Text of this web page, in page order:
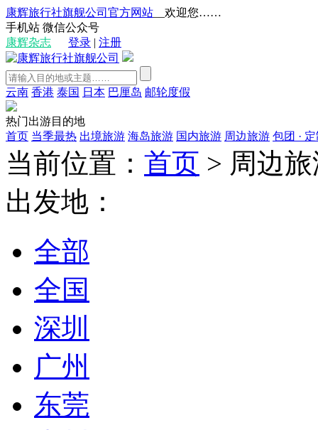
康辉旅行社旗舰公司官方网站 __欢迎您……
手机站 微信公众号
康辉杂志
登录 | 注册
云南 香港 泰国 日本 巴厘岛 邮轮度假
热门出游目的地
首页 当季最热 出境旅游 海岛旅游 国内旅游 周边旅游 包团 ·
当前位置： 首页 > 周边
出发地：
全部
全国
深圳
广州
东莞